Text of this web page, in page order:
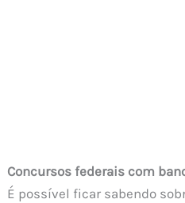
Concursos federais com
É possível ficar sabendo